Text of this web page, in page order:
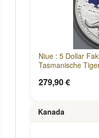
Niue : 5 Dollar
Tasmanische
279,90 €
Kanada